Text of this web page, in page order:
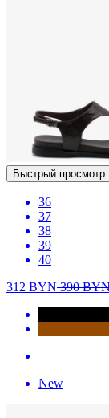
Быстрый просмотр
36
37
38
39
40
312 BYN390
New